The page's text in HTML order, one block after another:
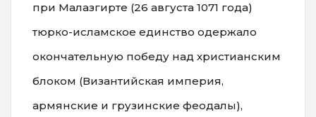
при Малазгирте (26 августа 1071 года)
тюрко-исламское единство одержало
окончательную победу над христианским
блоком (Византийская империя,
армянские и грузинские феодалы),